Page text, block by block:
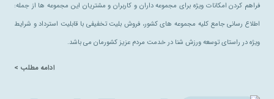
فراهم کردن امکانات ویژه برای مجموعه داران و کاربران و مشتریان این مجموعه ها از جمله:
اطلاع رسانی جامع کلیه مجموعه های کشور، فروش بلیت تخفیفی با قابلیت استرداد و شرایط
ویژه در راستای توسعه ورزش شنا در خدمت مردم عزیز کشورمان می باشد.
ادامه مطلب >